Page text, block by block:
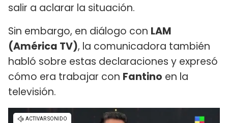
salir a aclarar la situación.
Sin embargo, en diálogo con LAM
(América TV), la comunicadora también
habló sobre estas declaraciones y expresó
cómo era trabajar con Fantino en la
televisión.